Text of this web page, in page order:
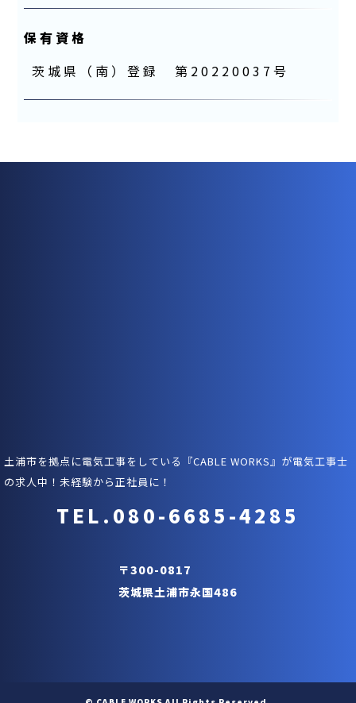
保有資格
茨城県（南）登録 第20220037号
土浦市を拠点に電気工事をしている『CABLE WORKS』が電気工事士
の求人中！未経験から正社員に！
TEL.080-6685-4285
〒300-0817
茨城県土浦市永国486